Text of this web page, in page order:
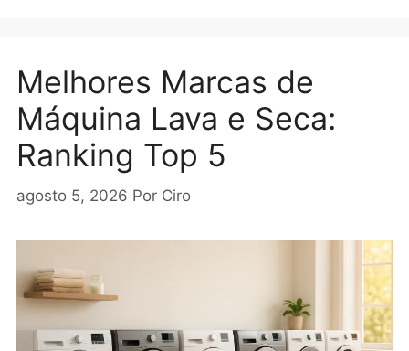
Melhores Marcas de
Máquina Lava e Seca:
Ranking Top 5
agosto 5, 2026 Por Ciro